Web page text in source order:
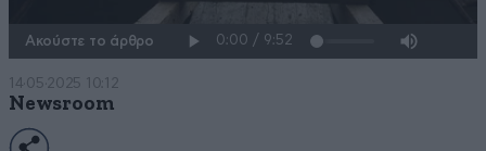
Ακούστε το άρθρο
14·05·2025 10:12
Newsroom